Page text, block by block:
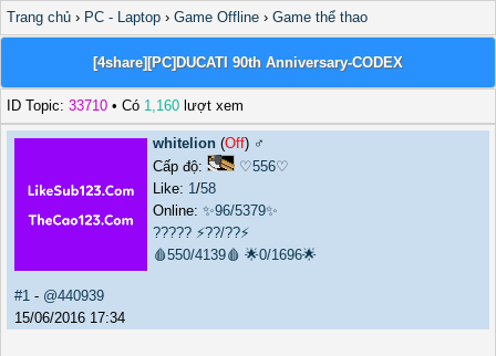
Trang chủ › PC - Laptop › Game Offline › Game thể thao
[4share][PC]DUCATI 90th Anniversary-CODEX
ID Topic: 33710 • Có 1,160 lượt xem
whitelion (Off) ♂️
Cấp độ:
♡556♡
Like: 1/58
Online: ✨96/5379✨
????? ⚡??/??⚡
🩸550/4139🩸 🌟0/1696🌟
#1 - @440939
15/06/2016 17:34